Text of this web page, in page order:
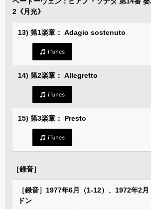
2《月光》
13) 第1楽章： Adagio sostenuto
14) 第2楽章： Allegretto
15) 第3楽章： Presto
［録音］
［録音］1977年6月（1-12）、1972年2
ドン